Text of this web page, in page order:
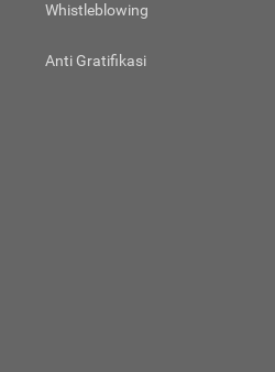
Whistleblowing
Anti Gratifikasi